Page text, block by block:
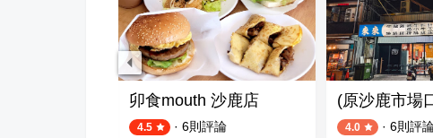
卯食mouth 沙鹿店
4.5 · 6則評論
(原沙鹿市場
4.0 · 6則評